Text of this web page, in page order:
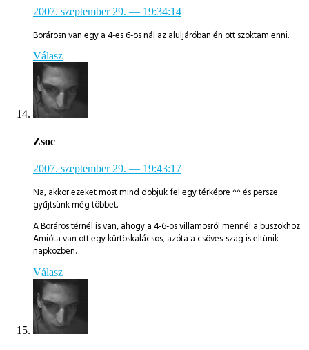
2007. szeptember 29. — 19:34:14
Borárosn van egy a 4-es 6-os nál az aluljáróban én ott szoktam enni.
Válasz
Zsoc
2007. szeptember 29. — 19:43:17
Na, akkor ezeket most mind dobjuk fel egy térképre ^^ és persze
gyűjtsünk még többet.
A Boráros térnél is van, ahogy a 4-6-os villamosról mennél a buszokhoz.
Amióta van ott egy kürtöskalácsos, azóta a csöves-szag is eltünik
napközben.
Válasz